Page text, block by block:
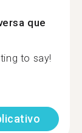
que
to say!